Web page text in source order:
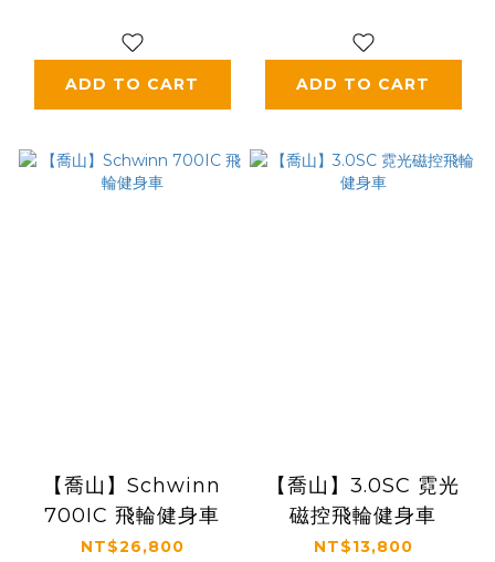
ADD TO CART ADD TO CART
【喬山】Schwinn
700IC 飛輪健身車
NT$26,800
【喬山】3.0SC 霓光
磁控飛輪健身車
NT$13,800